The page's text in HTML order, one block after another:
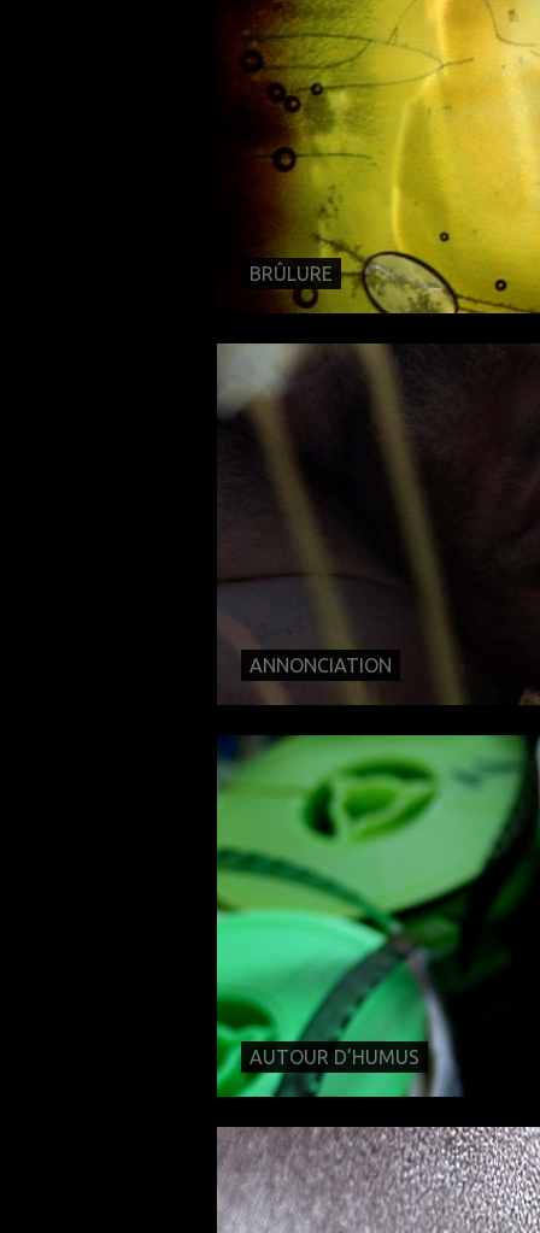
BRÛLURE
ANNONCIATION
AUTOUR D’HUMUS